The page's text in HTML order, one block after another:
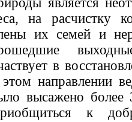
на расчистку
их семей и
в
направлении
высажено более
к